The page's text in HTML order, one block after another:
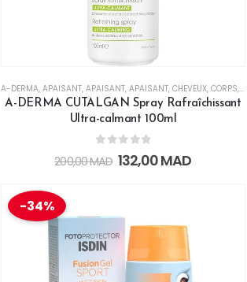
A-DERMA, APAISANT, APAISANT, APAISANT, CHEVEUX, CORPS,
A-DERMA CUTALGAN Spray Rafraîchissant
Ultra-calmant 100ml
out of 5
200,00MAD 132,00MAD
-34%